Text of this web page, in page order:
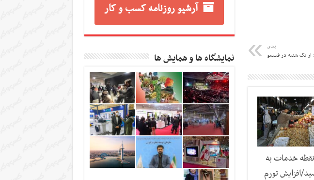
بعدی
یک شنبه در فیلیمو
خدمات به
افزایش تورم
آرشیو روزنامه کسب و کار
نمایشگاه ها و همایش ها